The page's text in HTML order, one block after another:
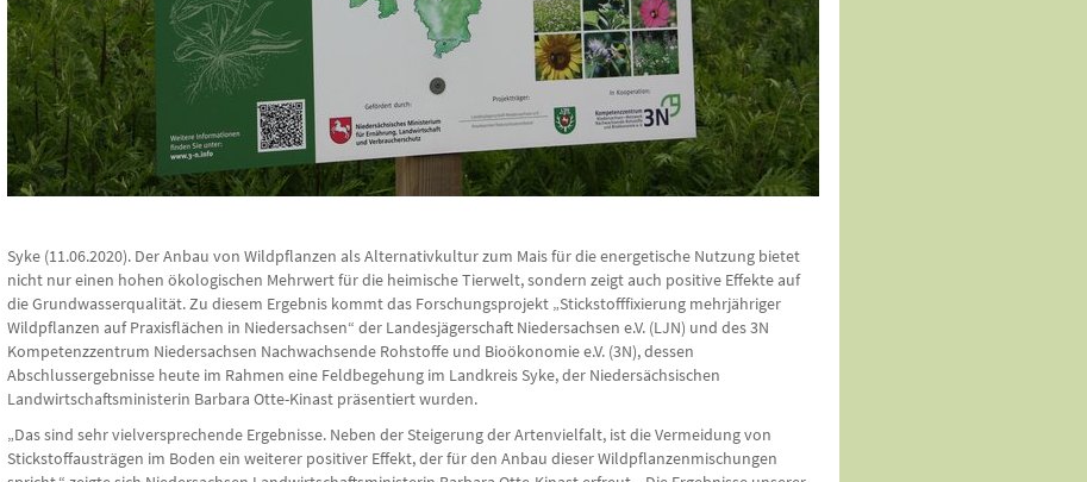
Syke (11.06.2020). Der Anbau von Wildpflanzen als Alternativkultur zum Mais für die energetische Nutzung bietet
nicht nur einen hohen ökologischen Mehrwert für die heimische Tierwelt, sondern zeigt auch positive Effekte auf
die Grundwasserqualität. Zu diesem Ergebnis kommt das Forschungsprojekt „Stickstofffixierung mehrjähriger
Wildpflanzen auf Praxisflächen in Niedersachsen“ der Landesjägerschaft Niedersachsen e.V. (LJN) und des 3N
Kompetenzzentrum Niedersachsen Nachwachsende Rohstoffe und Bioökonomie e.V. (3N), dessen
Abschlussergebnisse heute im Rahmen eine Feldbegehung im Landkreis Syke, der Niedersächsischen
Landwirtschaftsministerin Barbara Otte-Kinast präsentiert wurden.
„Das sind sehr vielversprechende Ergebnisse. Neben der Steigerung der Artenvielfalt, ist die Vermeidung von
Stickstoffausträgen im Boden ein weiterer positiver Effekt, der für den Anbau dieser Wildpflanzenmischungen